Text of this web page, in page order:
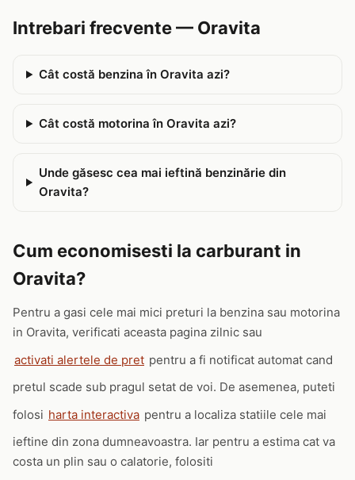
Intrebari frecvente — Oravita
Cât costă benzina în Oravita azi?
Cât costă motorina în Oravita azi?
Unde găsesc cea mai ieftină benzinărie din
Oravita?
Cum economisesti la carburant in
Oravita?
Pentru a gasi cele mai mici preturi la benzina sau motorina
in Oravita, verificati aceasta pagina zilnic sau
activati alertele de pret pentru a fi notificat automat cand
pretul scade sub pragul setat de voi. De asemenea, puteti
folosi harta interactiva pentru a localiza statiile cele mai
ieftine din zona dumneavoastra. Iar pentru a estima cat va
costa un plin sau o calatorie, folositi